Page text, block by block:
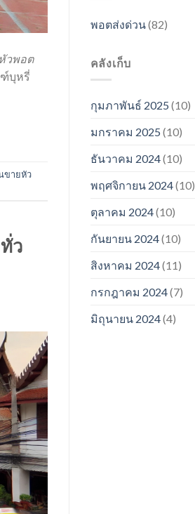
วพอต
บุหรี่
ขายหัว
ว
พอตส่งด่วน(82)
คลังเก็บ
กุมภาพันธ์ 2025 (10)
มกราคม 2025 (10)
ธันวาคม 2024(10)
พฤศจิกายน 2024(10)
ตุลาคม 2024(10)
กันยายน 2024(10)
สิงหาคม 2024(11)
กรกฎาคม 2024(7)
มิถุนายน 2024(4)